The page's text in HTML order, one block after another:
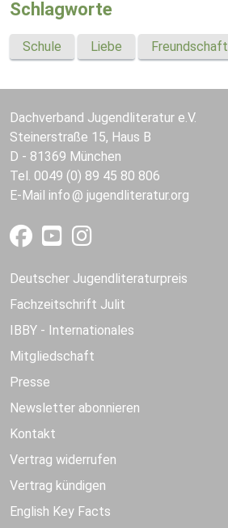
Schlagworte
Schule Liebe Freundschaft
Dachverband Jugendliteratur e.V.
Steinerstraße 15, Haus B
D - 81369 München
Tel. 0049 (0) 89 45 80 806
E-Mail info jugendliteratur.org
Deutscher Jugendliteraturpreis
Fachzeitschrift Julit
IBBY - Internationales
Mitgliedschaft
Presse
Newsletter abonnieren
Kontakt
Vertrag widerrufen
Vertrag kündigen
English Key Facts